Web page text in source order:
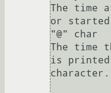
The time
or
"@" char
The time
is
character.